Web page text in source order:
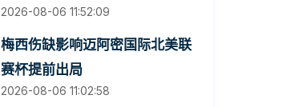
2026-08-06 11:52:09
梅西伤缺影响迈阿密国际北美联
赛杯提前出局
2026-08-06 11:02:58